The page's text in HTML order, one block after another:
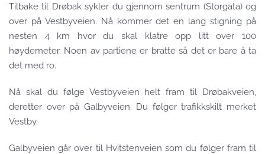
Tilbake til Drøbak sykler du gjennom sentrum (Storgata) og
over på Vestbyveien. Nå kommer det en lang stigning på
nesten 4 km hvor du skal klatre opp litt over 100
høydemeter. Noen av partiene er bratte så det er bare å ta
det med ro.
Nå skal du følge Vestbyveien helt fram til Drøbakveien,
deretter over på Galbyveien. Du følger trafikkskilt merket
Vestby.
Galbyveien går over til Hvitstenveien som du følger fram til